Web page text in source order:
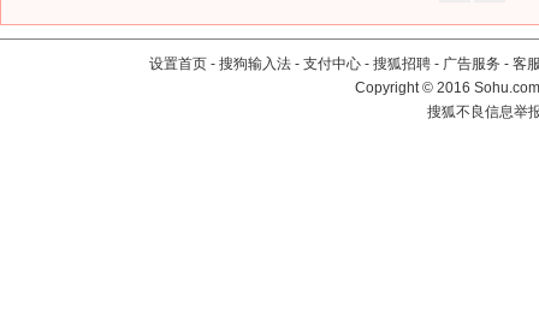
设置首页 - 搜狗输入法 - 支付中心 - 搜狐招聘 - 广告服务 - 客
Copyright©2016
搜狐不良信息举